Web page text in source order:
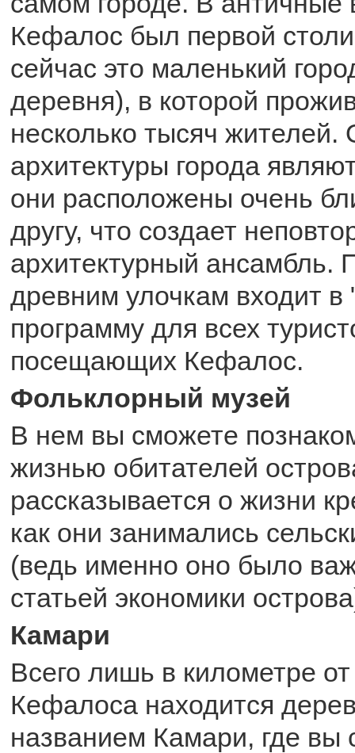
Кефалос был первой
сейчас это маленький
деревня), в которой
несколько тысяч
архитектуры города
они расположены очень
другу, что создает
архитектурный ансамбль.
древним улочкам входит в
программу для всех
посещающих Кефалос.
Фольклорный музей
В нем вы сможете
жизнью обитателей
рассказывается о жизни
как они занимались
(ведь именно оно было
статьей экономики
Камари
Всего лишь в километре
Кефалоса находится
названием Камари, где вы